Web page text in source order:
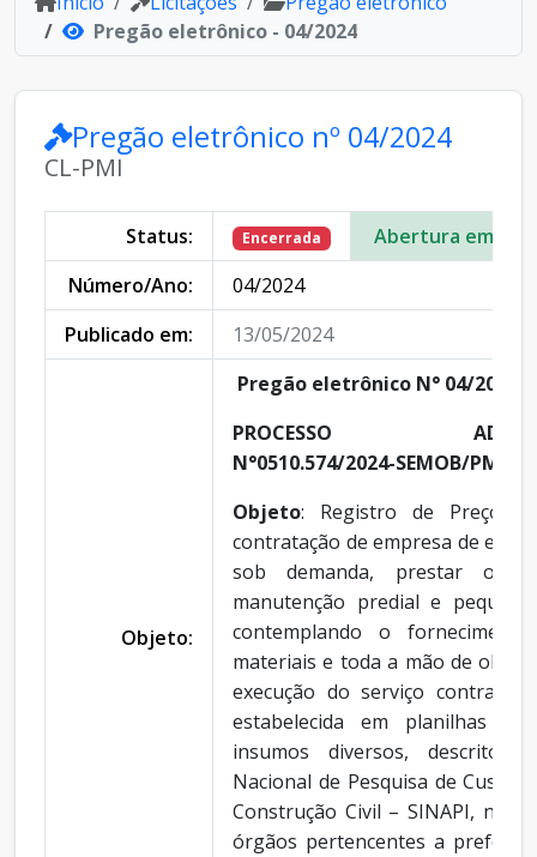
Pregão eletrônico - 04/2024
Pregão eletrônico nº 04/2024
CL-PMI
Status: Encerrada
Abertura em:
Número/Ano:
04/2024
Publicado em:
13/05/2024
Objeto:
Pregão eletrônico N° 04/2024-
PROCESSO
N°0510.574/2024-SEMOB/PMI
Objeto: Registro de Preços
contratação de empresa de
sob demanda, prestar os
manutenção predial e
contemplando o
materiais e toda a mão de obra
execução do serviço
estabelecida em planilhas
insumos diversos, descritos
Nacional de Pesquisa de Custos
Construção Civil – SINAPI, nas
órgãos pertencentes a